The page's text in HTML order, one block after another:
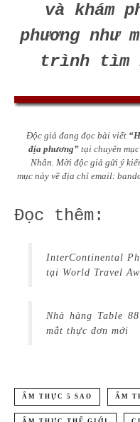
và khám
phương như
trình tìm
Độc giả đang đọc bài viết
địa phương” tại chuyên mục
Nhân. Mời độc giả gửi ý
mục này về địa chỉ email:
Đọc thêm:
InterContinental
tại World Travel
Nhà hàng Table
mắt thực đơn mới
ẨM THỰC 5 SAO ẨM